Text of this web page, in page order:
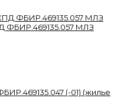
ФБИР.469135.057 МЛЗ